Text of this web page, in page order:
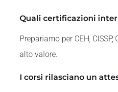
Quali certificazioni
Prepariamo per CEH,
alto valore.
I corsi rilasciano un